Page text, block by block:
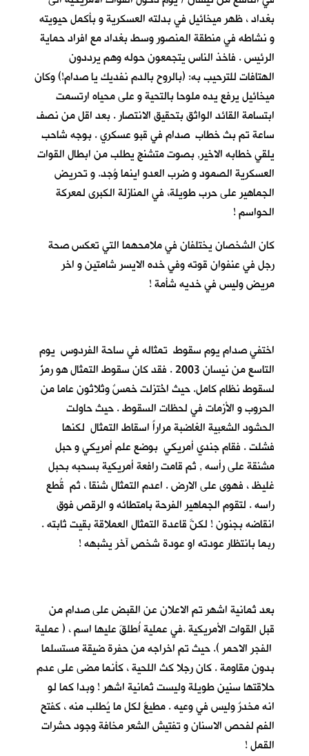
بغداد ، ظهر ميخائيل في بدلته العسكرية و بأكمل حيويته
و نشاطه في منطقة المنصور وسط بغداد مع افراد حماية
الرئيس . فاخذ الناس يتجمعون حوله وهم يرددون
الهتافات للترحيب به: (بالروح بالدم نفديك يا صدام!) وكان
ميخائيل يرفع يده ملوحا بالتحية و على محياه ارتسمت
ابتسامة القائد الواثق بتحقيق الانتصار . بعد اقل من نصف
ساعة تم بث خطاب صدام في قبو عسكري . بوجه شاحب
يلقي خطابه الاخير, بصوت متشنج يطلب من ابطال القوات
العسكرية الصمود و ضرب العدو اينما وُجد. و تحريض
الجماهير على حرب طويلة، في المنازلة الكبرى لمعركة
الحواسم !
كان الشخصان يختلفان في ملامحهما التي تعكس صحة
رجل في عنفوان قوته وفي خده الايسر شامتين و اخر
مريض وليس في خديه شأمة !
اختفي صدام يوم سقوط تمثاله في ساحة الفردوس يوم
التاسع من نيسان 2003 . فقد كان سقوط التمثال هو رمزٌ
لسقوط نظام كامل. حيث اخُتزلت خمسٌ وثلاثون عاما من
الحروب و الأزمات في لحظات السقوط . حيث حاولت
الحشود الشعبية الغاضبة مراراً اسقاط التمثال لكنها
فشلت . فقام جندي أمريكي بوضع علم أمريكي و حبل
مشنقة على رأسه , ثم قامت رافعة أمريكية بسحبه بحبل
غليظ ، فهوى على الارض . اعدم التمثال شنقا ، ثم قُطع
راسه . لتقوم الجماهير الفرحة بامتطائه و الرقص فوق
انقاضه بجنون ! لكنَّ قاعدة التمثال العملاقة بقيت ثابته .
ربما بانتظار عودته او عودة شخصٍ آخر يشبهه !
بعد ثمانية اشهر تم الاعلان عن القبض على صدام من
قبل القوات الأمريكية .في عملية اُطلقَ عليها اسم ، ( عملية
الفجر الاحمر ). حيث تم اخراجه من حفرة ضيقة مستسلما
بدون مقاومة . كان رجلا كث اللحية ، كأنما مضى على عدم
حلاقتها سنين طويلة وليست ثمانية اشهر ! وبدا كما لو
انه مخدرٌ وليس في وعيه . مطيعٌ لكل ما يُطلب منه ، كفتح
الفم لفحص الاسنان و تفتيش الشعر مخافة وجود حشرات
القمل !